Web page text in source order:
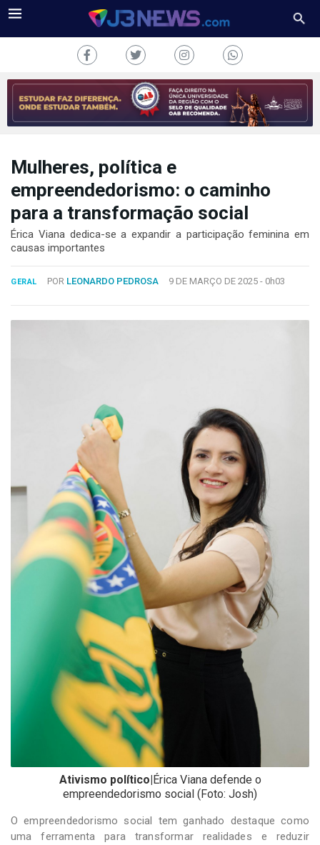
J3NEWS
COLUNAS
2024
Mulheres, política e
empreendedorismo: o caminho
para a transformação social
Érica Viana dedica-se a expandir a participação feminina em
causas importantes
GERAL POR LEONARDO PEDROSA 9 DE MARÇO DE 2025 - 0h03
Ativismo político|Érica Viana defende o
empreendedorismo social (Foto: Josh)
O empreendedorismo social tem ganhado destaque como
uma ferramenta para transformar realidades e reduzir